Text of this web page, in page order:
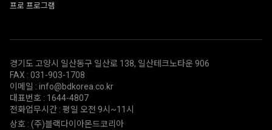
프로 프로그램
경기도 고양시 일산동구 일산로 138, 일산테크노타운 906
FAX : 031-903-1708
이메일 : info@bdkorea.co.kr
대표번호 : 1644-4807
전화업무시간 : 평일 오전 9시~11시
상호 : (주)블랙다이아몬드코리아